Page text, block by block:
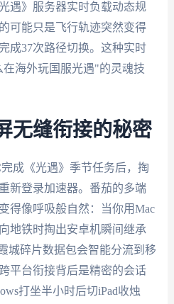
遇》服务器实时负载动态规
可能只是飞行轨迹突然变得
成37次路径切换。这种实时
海外玩国服光遇"的灵魂技
无缝衔接的秘密
成《光遇》季节任务后，掏
新登录加速器。番茄的多端
得像呼吸般自然：当你用Mac
地铁时掏出安卓机瞬间继承
城碎片数据包会智能分流到移
平台衔接背后是精密的会话
打坐半小时后切iPad收烛